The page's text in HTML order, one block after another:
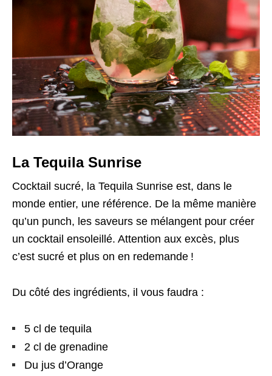
La Tequila Sunrise
Cocktail sucré, la Tequila Sunrise est, dans le
monde entier, une référence. De la même manière
qu’un punch, les saveurs se mélangent pour créer
un cocktail ensoleillé. Attention aux excès, plus
c’est sucré et plus on en redemande !
Du côté des ingrédients, il vous faudra :
5 cl de tequila
2 cl de grenadine
Du jus d’Orange